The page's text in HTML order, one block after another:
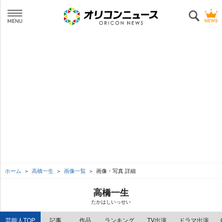
ホーム 高橋一生 画像一覧 画像・写真 詳細
高橋一生
たかはしいっせい
芸能人TOP 記事 作品 ランキング TV出演 ドラマ出演